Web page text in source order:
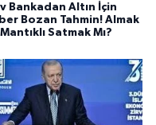
Bankadan Altın İçin
Bozan Tahmin! Almak
Mantıklı Satmak Mı?